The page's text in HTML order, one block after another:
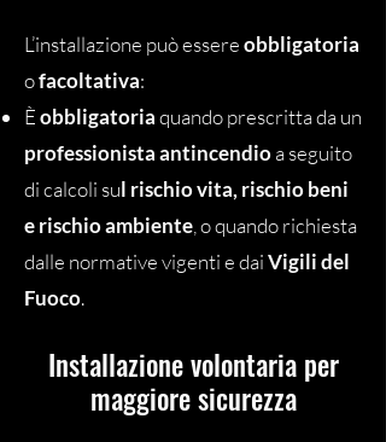
L’installazione può essereobbligatoria
ofacoltativa:
Èobbligatoriaquando prescritta da un
professionista antincendioa seguito
di calcoli sul rischio vita, rischio beni
e rischio ambiente , o quando richiesta
dalle normative vigenti e daiVigili del
Fuoco.
Installazione volontaria per
maggiore sicurezza